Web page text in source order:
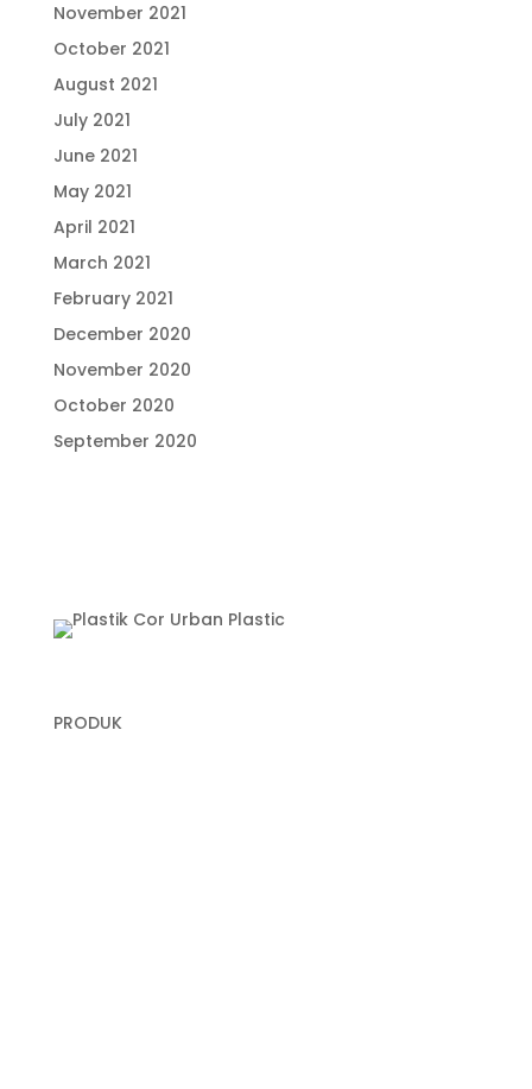
November 2021
October 2021
August 2021
July 2021
June 2021
May 2021
April 2021
March 2021
February 2021
December 2020
November 2020
October 2020
September 2020
PRODUK